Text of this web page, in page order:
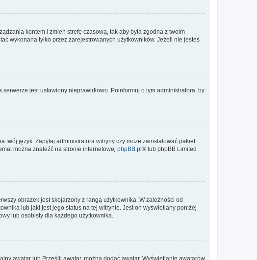
kontem i zmień strefę czasową, tak aby była zgodna z twoim
wykonana tylko przez zarejestrowanych użytkowników. Jeżeli nie jesteś
jest ustawiony nieprawidłowo. Poinformuj o tym administratora, by
twój język. Zapytaj administratora witryny czy może zainstalować pakiet
można znaleźć na stronie internetowej phpBB.pl® lub phpBB Limited
obrazek jest skojarzony z rangą użytkownika. W zależności od
lub jaki jest jego status na tej witrynie. Jest on wyświetlany poniżej
lub osobisty dla każdego użytkownika.
awatar lub Prześlij awatar, można dodać awatar. Wyświetlanie awatarów